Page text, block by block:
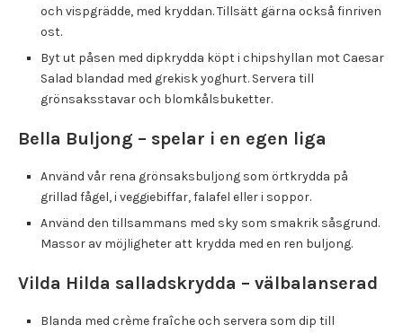
och vispgrädde, med kryddan. Tillsätt gärna också finriven
ost.
Byt ut påsen med dipkrydda köpt i chipshyllan mot Caesar
Salad blandad med grekisk yoghurt. Servera till
grönsaksstavar och blomkålsbuketter.
Bella Buljong – spelar i en egen liga
Använd vår rena grönsaksbuljong som örtkrydda på
grillad fågel, i veggiebiffar, falafel eller i soppor.
Använd den tillsammans med sky som smakrik såsgrund.
Massor av möjligheter att krydda med en ren buljong.
Vilda Hilda salladskrydda – välbalanserad
Blanda med crème fraîche och servera som dip till